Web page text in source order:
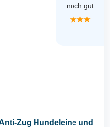
noch gut
★★★
Zug Hundeleine und